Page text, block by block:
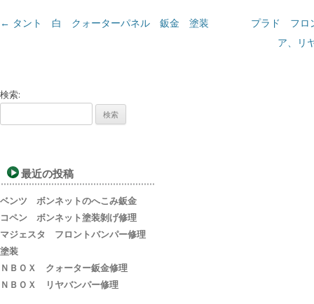
Post navigation
← タント 白 クォーターパネル 鈑金 塗装
プラド フロ
ア、リ
検索:
最近の投稿
ベンツ ボンネットのへこみ鈑金
コペン ボンネット塗装剝げ修理
マジェスタ フロントバンパー修理
塗装
ＮＢＯＸ クォーター鈑金修理
ＮＢＯＸ リヤバンパー修理